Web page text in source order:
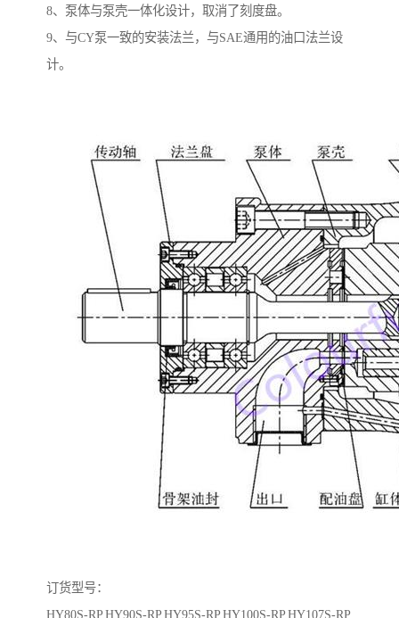
8、泵体与泵壳一体化设计，取消了刻度盘。
9、与CY泵一致的安装法兰，与SAE通用的油口法兰设
计。
订货型号：
HY80S-RP,HY90S-RP,HY95S-RP,HY100S-RP,HY107S-RP